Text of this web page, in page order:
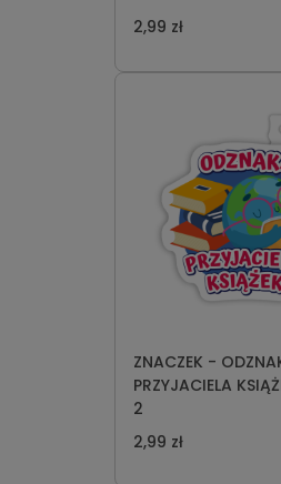
2,99 zł
ZNACZEK -
PRZYJACIELA
2
2,99 zł